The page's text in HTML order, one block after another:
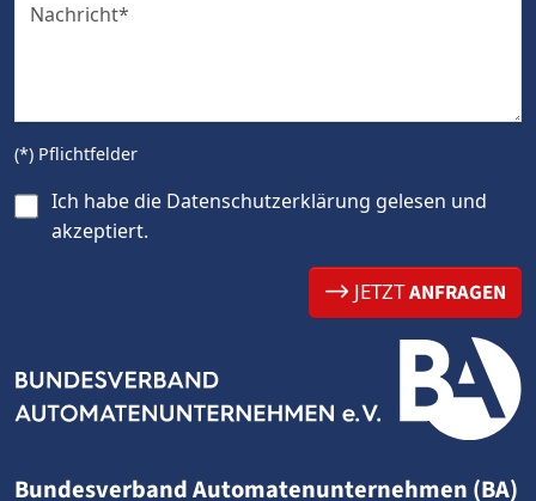
Nachricht*
(*) Pflichtfelder
Ich habe die Datenschutzerklärung gelesen und
akzeptiert.
JETZTANFRAGEN
Bundesverband Automatenunternehmen (BA)